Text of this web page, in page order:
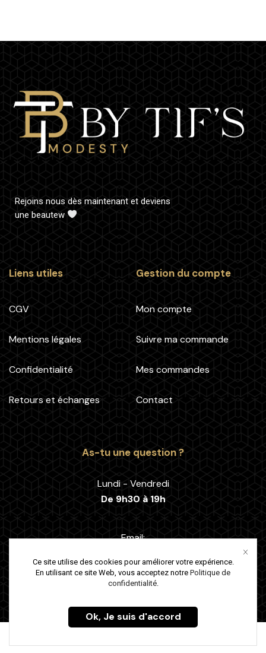
Rejoins nous dès maintenant et deviens
une beautew
Liens utiles
CGV
Mentions légales
Confidentialité
Retours et échanges
Gestion du compte
Mon compte
Suivre ma commande
Mes commandes
Contact
As-tu une question ?
Lundi - Vendredi
De 9h30 à 19h
Email:
Copyright © 2023 By Tif’s créé parBHD DIGITAL
Ce site utilise des cookies pour améliorer votre expérience.
En utilisant ce site Web, vous acceptez notre Politique de
confidentialité.
Ok, Je suis d'accord